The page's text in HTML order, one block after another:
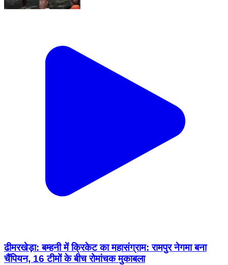
ढीमरखेड़ा: बम्हनी में क्रिकेट का महासंग्राम: रामपुर नेगमा बना
चैंपियन, 16 टीमों के बीच रोमांचक मुकाबला